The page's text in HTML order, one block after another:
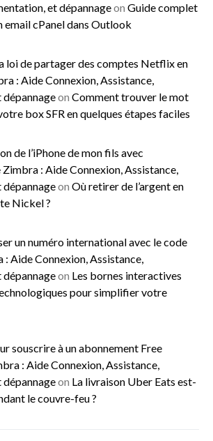
et dépannageon Guide complet
email cPanel dans Outlook
loi de partager des comptes Netflix en
: Aide Connexion, Assistance,
on Comment trouver le mot
box SFR en quelques étapes faciles
de l’iPhone de mon fils avec
: Aide Connexion, Assistance,
on Où retirer de l’argent en
Nickel ?
un numéro international avec le code
: Aide Connexion, Assistance,
on Les bornes interactives
pour simplifier votre
souscrire à un abonnement Free
: Aide Connexion, Assistance,
on La livraison Uber Eats est-
le couvre-feu ?